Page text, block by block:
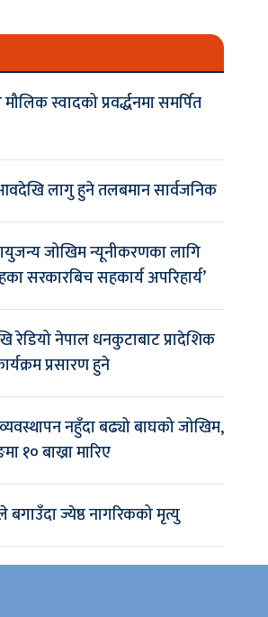
स्वादको प्रवर्द्धनमा समर्पित
लागु हुने तलबमान सार्वजनिक
जोखिम न्यूनीकरणका लागि
सरकारबिच सहकार्य अपरिहार्य’
रेडियो नेपाल धनकुटाबाट प्रादेशिक
प्रसारण हुने
नहुँदा बढ्यो बाघको जोखिम,
१० बाख्रा मारिए
बगाउँदा ज्येष्ठ नागरिकको मृत्यु